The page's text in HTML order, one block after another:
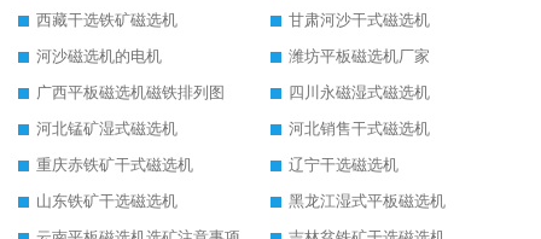
西藏干选铁矿磁选机
甘肃河沙干式磁选机
河沙磁选机的电机
潍坊平板磁选机厂家
广西平板磁选机磁铁排列图
四川永磁湿式磁选机
河北锰矿湿式磁选机
河北销售干式磁选机
重庆赤铁矿干式磁选机
辽宁干选磁选机
山东铁矿干选磁选机
黑龙江湿式平板磁选机